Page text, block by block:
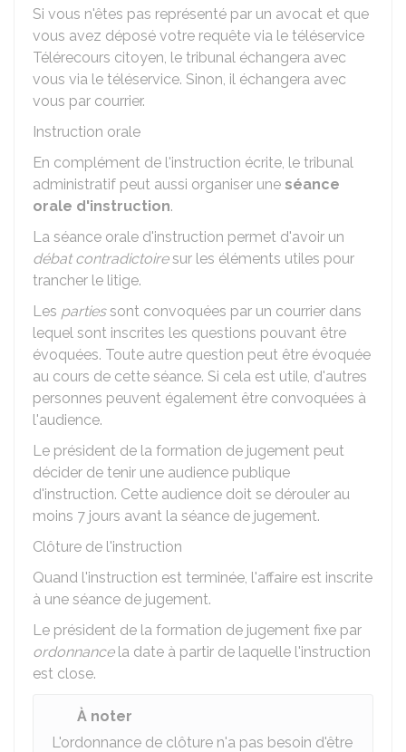
Si vous n'êtes pas représenté par un avocat et que
vous avez déposé votre requête via le téléservice
Télérecours citoyen, le tribunal échangera avec
vous via le téléservice. Sinon, il échangera avec
vous par courrier.
Instruction orale
En complément de l'instruction écrite, le tribunal
administratif peut aussi organiser une séance
orale d'instruction.
La séance orale d'instruction permet d'avoir un
débat contradictoiresur les éléments utiles pour
trancher le litige.
Les partiessont convoquées par un courrier dans
lequel sont inscrites les questions pouvant être
évoquées. Toute autre question peut être évoquée
au cours de cette séance. Si cela est utile, d'autres
personnes peuvent également être convoquées à
l'audience.
Le président de la formation de jugement peut
décider de tenir une audience publique
d'instruction. Cette audience doit se dérouler au
moins 7 jours avant la séance de jugement.
Clôture de l'instruction
Quand l'instruction est terminée, l'affaire est inscrite
à une séance de jugement.
Le président de la formation de jugement fixe par
ordonnancela date à partir de laquelle l'instruction
est close.
À noter
L'ordonnance de clôture n'a pas besoin d'être